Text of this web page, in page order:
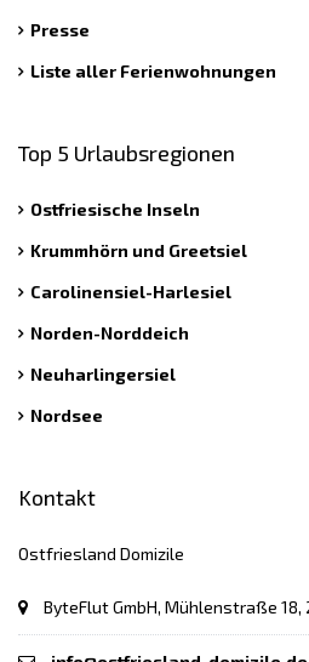
Presse
Liste aller Ferienwohnungen
Top 5 Urlaubsregionen
Ostfriesische Inseln
Krummhörn und Greetsiel
Carolinensiel-Harlesiel
Norden-Norddeich
Neuharlingersiel
Nordsee
Kontakt
Ostfriesland Domizile
ByteFlut GmbH, Mühlenstraße 18,